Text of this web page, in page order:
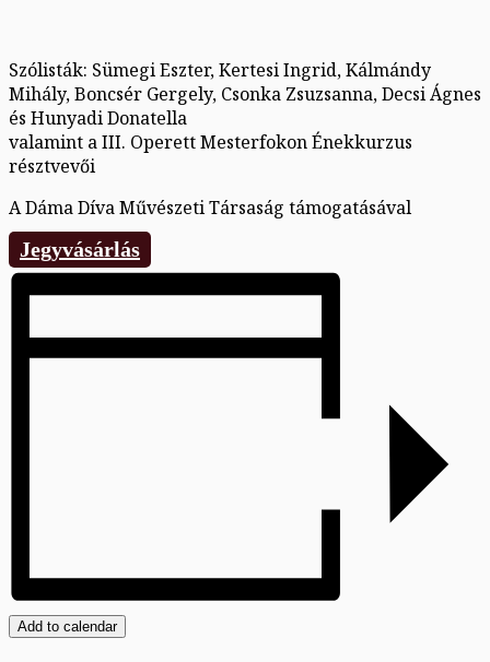
Szólisták: Sümegi Eszter, Kertesi Ingrid, Kálmándy
Mihály, Boncsér Gergely, Csonka Zsuzsanna, Decsi Ágnes
és Hunyadi Donatella
valamint a III. Operett Mesterfokon Énekkurzus
résztvevői
A Dáma Díva Művészeti Társaság támogatásával
Jegyvásárlás
Add to calendar